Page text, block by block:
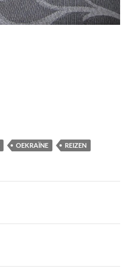
OEKRAÏNE REIZEN